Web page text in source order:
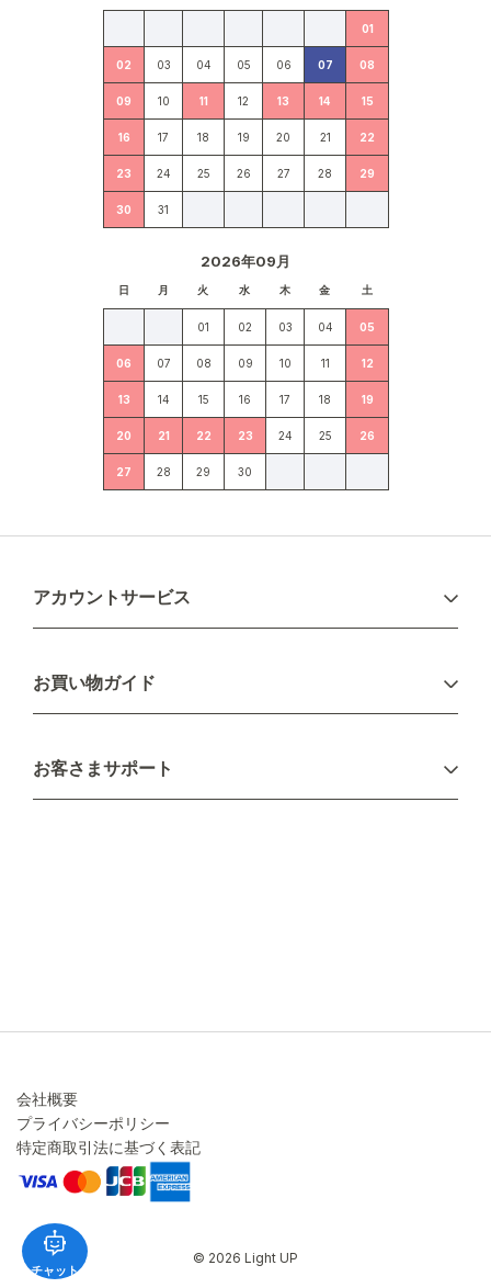
チャット
01
02 03 04 05 06 07 08
09 10 11 12 13 14 15
16 17 18 19 20 21 22
23 24 25 26 27 28 29
30 31
2026年09月
日 月 火 水 木 金 土
01 02 03 04 05
06 07 08 09 10 11 12
13 14 15 16 17 18 19
20 21 22 23 24 25 26
27 28 29 30
アカウントサービス
新規会員登録
お買い物ガイド
配送について
不良品・返品について
お客さまサポート
会社概要
プライバシーポリシー
特定商取引法に基づく表記
© 2026 Light UP